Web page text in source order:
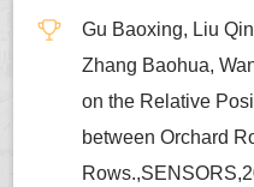
Gu Baoxing, Liu
Zhang Baohua,
on the Relative
between Orchard